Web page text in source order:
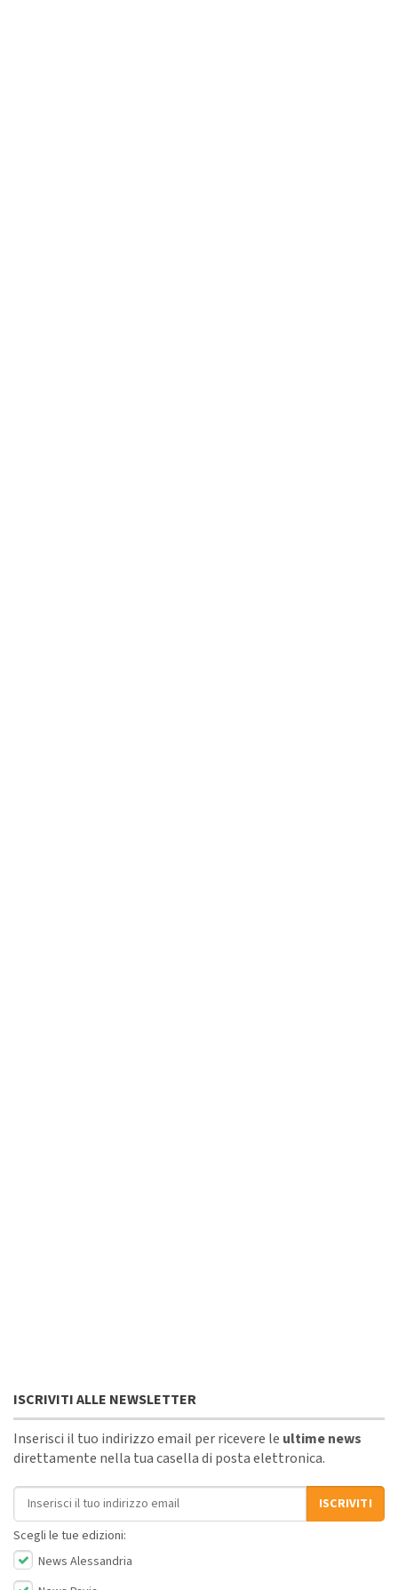
ISCRIVITI ALLE NEWSLETTER
Inserisci il tuo indirizzo email per ricevere le ultime news
direttamente nella tua casella di posta elettronica.
Indirizzo email
ISCRIVITI
Scegli le tue edizioni:
News Alessandria